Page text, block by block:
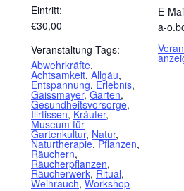
Eintritt:
€30,00
Veranstaltung-Tags:
Abwehrkräfte,
Achtsamkeit,Allgäu,
Entspannung,Erlebnis,
Gaissmayer,Garten,
Gesundheitsvorsorge,
Illrtissen,Kräuter,
Museum für
Gartenkultur, Natur,
Naturtherapie,Pflanzen,
Räuchern,
Räucherpflanzen,
Räucherwerk,Ritual,
Weihrauch,Workshop
E-
a-